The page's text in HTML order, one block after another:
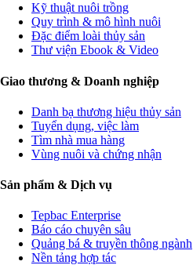
Kỹ thuật nuôi trồng
Quy trình & mô hình nuôi
Đặc điểm loài thủy sản
Thư viện Ebook & Video
Giao thương & Doanh nghiệp
Danh bạ thương hiệu thủy sản
Tuyển dụng, việc làm
Tìm nhà mua hàng
Vùng nuôi và chứng nhận
Sản phẩm & Dịch vụ
Tepbac Enterprise
Báo cáo chuyên sâu
Quảng bá & truyền thông ngành
Nền tảng hợp tác